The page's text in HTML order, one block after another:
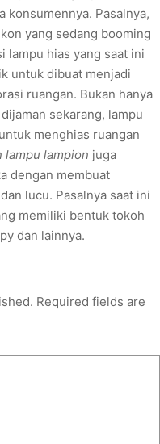
konsumennya. Pasalnya,
yang sedang booming
lampu hias yang saat ini
untuk dibuat menjadi
ruangan. Bukan hanya
sekarang, lampu
menghias ruangan
lampu lampion juga
dengan membuat
lucu. Pasalnya saat ini
memiliki bentuk tokoh
dan lainnya.
Required fields are